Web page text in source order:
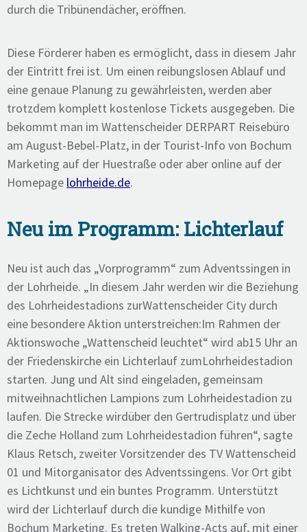
durch die Tribünendächer, eröffnen.
Diese Förderer haben es ermöglicht, dass in diesem Jahr
der Eintritt frei ist. Um einen reibungslosen Ablauf und
eine genaue Planung zu gewährleisten, werden aber
trotzdem komplett kostenlose Tickets ausgegeben. Die
bekommt man im Wattenscheider DERPART Reisebüro
am August-Bebel-Platz, in der Tourist-Info von Bochum
Marketing auf der Huestraße oder aber online auf der
Homepage lohrheide.de.
Neu im Programm: Lichterlauf
Neu ist auch das „Vorprogramm“ zum Adventssingen in
der Lohrheide. „In diesem Jahr werden wir die Beziehung
des Lohrheidestadions zurWattenscheider City durch
eine besondere Aktion unterstreichen:Im Rahmen der
Aktionswoche „Wattenscheid leuchtet“ wird ab15 Uhr an
der Friedenskirche ein Lichterlauf zumLohrheidestadion
starten. Jung und Alt sind eingeladen, gemeinsam
mitweihnachtlichen Lampions zum Lohrheidestadion zu
laufen. Die Strecke wirdüber den Gertrudisplatz und über
die Zeche Holland zum Lohrheidestadion führen“, sagte
Klaus Retsch, zweiter Vorsitzender des TV Wattenscheid
01 und Mitorganisator des Adventssingens. Vor Ort gibt
es Lichtkunst und ein buntes Programm. Unterstützt
wird der Lichterlauf durch die kundige Mithilfe von
Bochum Marketing. Es treten Walking-Acts auf, mit einer